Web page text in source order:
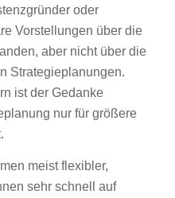
oder
Vorstellungen über die
aber nicht über die
Strategieplanungen.
ist der Gedanke
nur für größere
meist flexibler,
sehr schnell auf